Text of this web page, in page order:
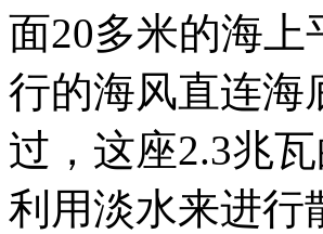
面20多米的海
行的海风直连海
过，这座2.3兆
利用淡水来进行